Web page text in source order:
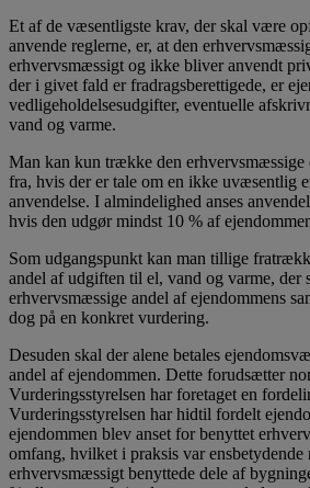
Et af de væsentligste krav, der skal være
anvende reglerne, er, at den
erhvervsmæssigt og ikke bliver anvendt
der i givet fald er fradragsberettigede, er
vedligeholdelsesudgifter, eventuelle
vand og varme.
Man kan kun trække den erhvervsmæssige
fra, hvis der er tale om en ikke uvæsentlig
anvendelse. I almindelighed anses
hvis den udgør mindst 10 % af
Som udgangspunkt kan man tillige
andel af udgiften til el, vand og varme, der
erhvervsmæssige andel af ejendommens
dog på en konkret vurdering.
Desuden skal der alene betales
andel af ejendommen. Dette forudsætter
Vurderingsstyrelsen har foretaget en
Vurderingsstyrelsen har hidtil fordelt
ejendommen blev anset for benyttet
omfang, hvilket i praksis var
erhvervsmæssigt benyttede dele af